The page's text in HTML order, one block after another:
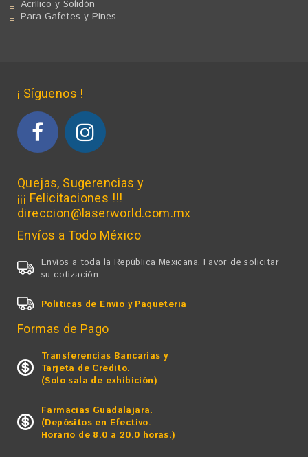
Acrílico y Solidón
Para Gafetes y Pines
¡ Síguenos !
Quejas, Sugerencias y
¡¡¡ Felicitaciones !!!
direccion@laserworld.com.mx
Envíos a Todo México
Envíos a toda la República Mexicana. Favor de solicitar
su cotización.
Políticas de Envío y Paquetería
Formas de Pago
Transferencias Bancarias y
Tarjeta de Crédito.
(Solo sala de exhibición)
Farmacias Guadalajara.
(Depósitos en Efectivo.
Horario de 8.0 a 20.0 horas.)